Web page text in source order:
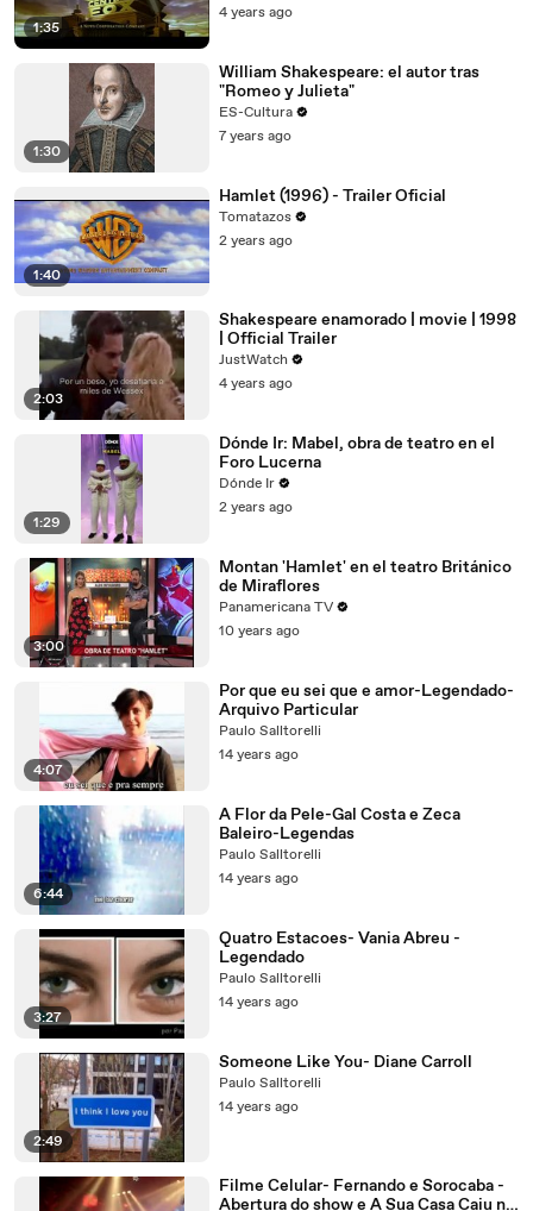
1:35
4 years ago
1:30
William Shakespeare: el autor tras
"Romeo y Julieta"
ES-Cultura
7 years ago
1:40
Hamlet (1996) - Trailer Oficial
Tomatazos
2 years ago
2:03
Shakespeare enamorado | movie | 1998
| Official Trailer
JustWatch
4 years ago
1:29
Dónde Ir: Mabel, obra de teatro en el
Foro Lucerna
Dónde Ir
2 years ago
3:00
Montan 'Hamlet' en el teatro Británico
de Miraflores
Panamericana TV
10 years ago
4:07
Por que eu sei que e amor-Legendado-
Arquivo Particular
Paulo Salltorelli
14 years ago
6:44
A Flor da Pele-Gal Costa e Zeca
Baleiro-Legendas
Paulo Salltorelli
14 years ago
3:27
Quatro Estacoes- Vania Abreu -
Legendado
Paulo Salltorelli
14 years ago
2:49
Someone Like You- Diane Carroll
Paulo Salltorelli
14 years ago
Filme Celular- Fernando e Sorocaba -
Abertura do show e A Sua Casa Caiu no